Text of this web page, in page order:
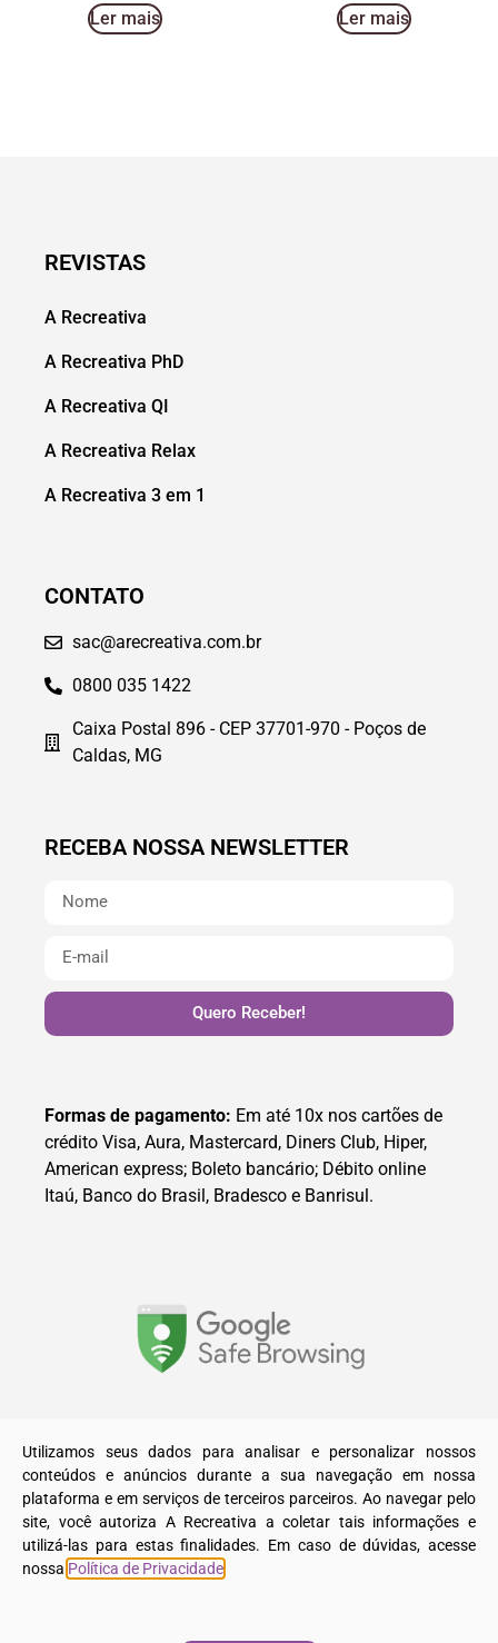
Ler mais Ler mais
REVISTAS
A Recreativa
A Recreativa PhD
A Recreativa QI
A Recreativa Relax
A Recreativa 3 em 1
CONTATO
sac@arecreativa.com.br
0800 035 1422
Caixa Postal 896 - CEP 37701-970 - Poços de
Caldas, MG
RECEBA NOSSA NEWSLETTER
Quero Receber!
Formas de pagamento: Em até 10x nos cartões de
crédito Visa, Aura, Mastercard, Diners Club, Hiper,
American express; Boleto bancário; Débito online
Itaú, Banco do Brasil, Bradesco e Banrisul.
© 2025. Todos os direitos reservados a A Recreativa LTDA.
Utilizamos seus dados para analisar e personalizar nossos
conteúdos e anúncios durante a sua navegação em nossa
plataforma e em serviços de terceiros parceiros. Ao navegar pelo
site, você autoriza A Recreativa a coletar tais informações e
utilizá-las para estas finalidades. Em caso de dúvidas, acesse
nossa Política de Privacidade